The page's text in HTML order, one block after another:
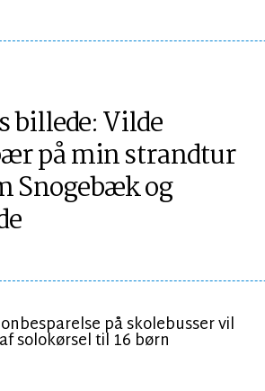
billede: Vilde
på min strandtur
Snogebæk og